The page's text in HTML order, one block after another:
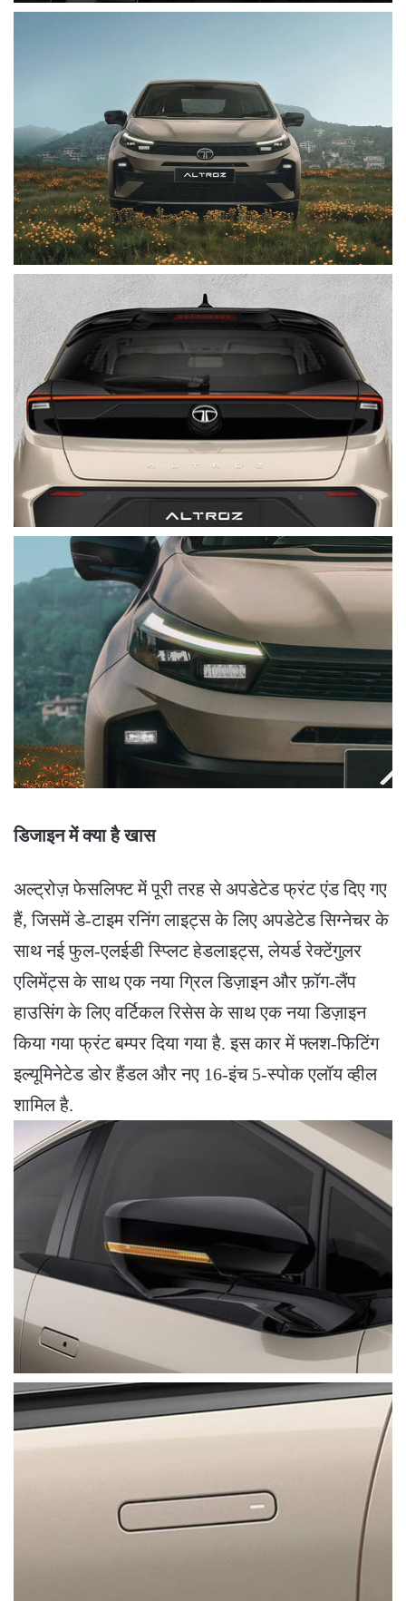
डिजाइन में क्या है खास
अल्ट्रोज़ फेसलिफ्ट में पूरी तरह से अपडेटेड फ्रंट एंड दिए गए
हैं, जिसमें डे-टाइम रनिंग लाइट्स के लिए अपडेटेड सिग्नेचर के
साथ नई फुल-एलईडी स्प्लिट हेडलाइट्स, लेयर्ड रेक्टेंगुलर
एलिमेंट्स के साथ एक नया ग्रिल डिज़ाइन और फ़ॉग-लैंप
हाउसिंग के लिए वर्टिकल रिसेस के साथ एक नया डिज़ाइन
किया गया फ्रंट बम्पर दिया गया है. इस कार में फ्लश-फिटिंग
इल्यूमिनेटेड डोर हैंडल और नए 16-इंच 5-स्पोक एलॉय व्हील
शामिल है.